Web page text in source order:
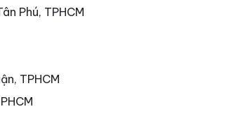
Phú, TPHCM
TPHCM